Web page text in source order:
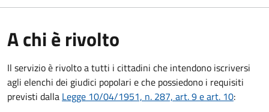
A chi è rivolto
Il servizio è rivolto a tutti i cittadini che intendono iscriversi
agli elenchi dei giudici popolari e che possiedono i requisiti
previsti dalla Legge 10/04/1951, n. 287, art. 9 e art. 10: